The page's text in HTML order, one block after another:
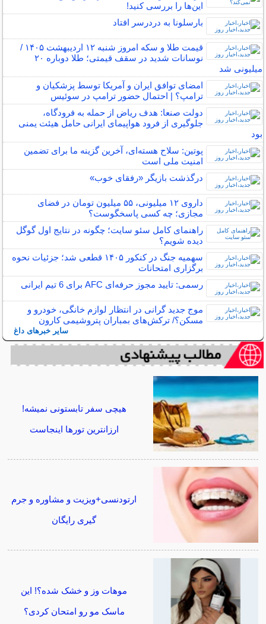
این‌ها را بررسی کنید!
بارسلونا به دردرسر افتاد
قیمت طلا و سکه امروز شنبه ۱۲ اردیبهشت ۱۴۰۵ /
نوسانات شدید در سقف قیمتی؛ طلا دوباره ۲۰
میلیونی شد
امضای توافق ایران و آمریکا توسط پزشکیان و
ترامپ؟ | احتمال حضور ترامپ در سوئیس
دولت صنعا: هدف ریاض از حمله به فرودگاه،
جلوگیری از فرود هواپیمای ایرانی حامل هیئت یمنی
بود
پوتین: سلاح هسته‌ای، آخرین گزینه ما برای تضمین
امنیت ملی است
درگذشت بازیگر «رفقای خوب»
داروی ۱۲ میلیونی، ۵۵ میلیون تومان در فضای
مجازی؛ چه کسی پاسخگوست؟
راهنمای کامل سئو سایت؛ چگونه در نتایج اول گوگل
دیده شویم؟
سهمیه جنگ در کنکور ۱۴۰۵ قطعی شد؛ جزئیات نحوه
برگزاری امتحانات
رسمی: تایید مجوز حرفه‌ای AFC برای 6 تیم ایرانی
موج جدید گرانی در انتظار لوازم خانگی، خودرو و
مسکن؟/ ترکش‌های بمباران پتروشیمی کارون
سایر خبرهای داغ
هیچی سفر تابستونی نمیشه!
ارزانترین تورها اینجاست
ارتودنسی+ویزیت و مشاوره و جرم
گیری رایگان
موهات وز و خشک شده؟! این
ماسک مو رو امتحان کردی؟